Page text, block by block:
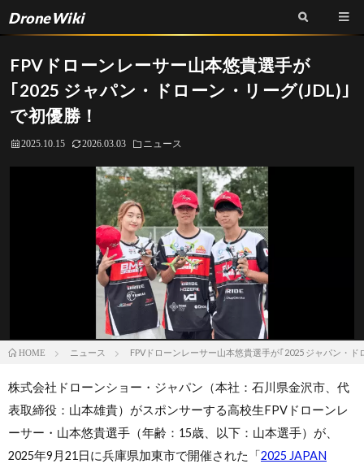
DroneWiki
FPVドローンレーサー山本悠貴選手が
｢2025 ジャパン・ドローン・リーグ(JDL)｣
で初優勝！
2025.10.15 2026.03.03 ニュース
HOME ニュース FPVドローンレーサー山本悠貴選手が｢2025 ジャパン・
株式会社ドローンショー・ジャパン（本社：石川県金沢市、代
表取締役：山本雄貴）がスポンサーする高校生FPVドローンレ
ーサー・山本悠貴選手（年齢：15歳、以下：山本選手）が、
2025年9月21日に兵庫県加東市で開催された「2025 JAPAN